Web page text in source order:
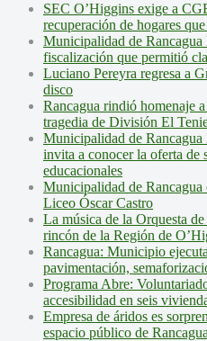
SEC O’Higgins exige a
recuperación de hogares
Municipalidad de
fiscalización que permitió
Luciano Pereyra regresa a
disco
Rancagua rindió homenaje
tragedia de División El
Municipalidad de Rancagua
invita a conocer la oferta de
educacionales
Municipalidad de Rancagua
Liceo Óscar Castro
La música de la Orquesta
rincón de la Región de
Rancagua: Municipio
pavimentación,
Programa Abre:
accesibilidad en seis
Empresa de áridos es
espacio público de Rancagua